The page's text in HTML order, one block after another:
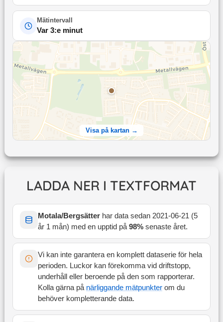
Mätintervall
Var 3:e minut
Visa på kartan →
LADDA NER I TEXTFORMAT
Motala/Bergsätterhar data sedan 2021-06-21(5
år 1 mån) med en upptid på98% senaste året.
Vi kan inte garantera en komplett dataserie för hela
perioden. Luckor kan förekomma vid driftstopp,
underhåll eller beroende på den som rapporterar.
Kolla gärna på närliggande mätpunkterom du
behöver kompletterande data.